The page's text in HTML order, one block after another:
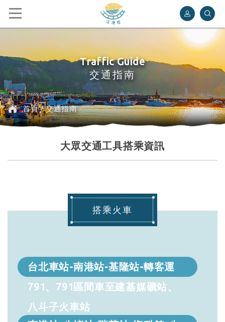
深澳鐵道自行車
Traffic Guide
交通指南
首頁/交通指南
大眾交通工具搭乘資訊
搭乘火車
台北車站-南港站-基隆站-轉客運
791、791區間車至建基媒礦站、
八斗子火車站